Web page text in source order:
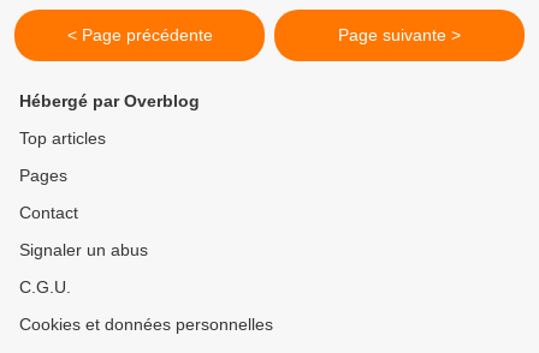
< Page précédente Page suivante >
Hébergé par Overblog
Top articles
Pages
Contact
Signaler un abus
C.G.U.
Cookies et données personnelles